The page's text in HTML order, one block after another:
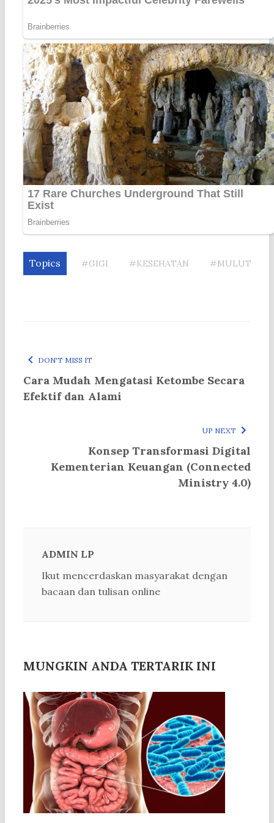
Topics #GIGI #KESEHATAN #MULUT
DON'T MISS IT
Cara Mudah Mengatasi Ketombe Secara
Efektif dan Alami
UP NEXT
Konsep Transformasi Digital
Kementerian Keuangan (Connected
Ministry 4.0)
ADMIN LP
Ikut mencerdaskan masyarakat dengan
bacaan dan tulisan online
MUNGKIN ANDA TERTARIK INI